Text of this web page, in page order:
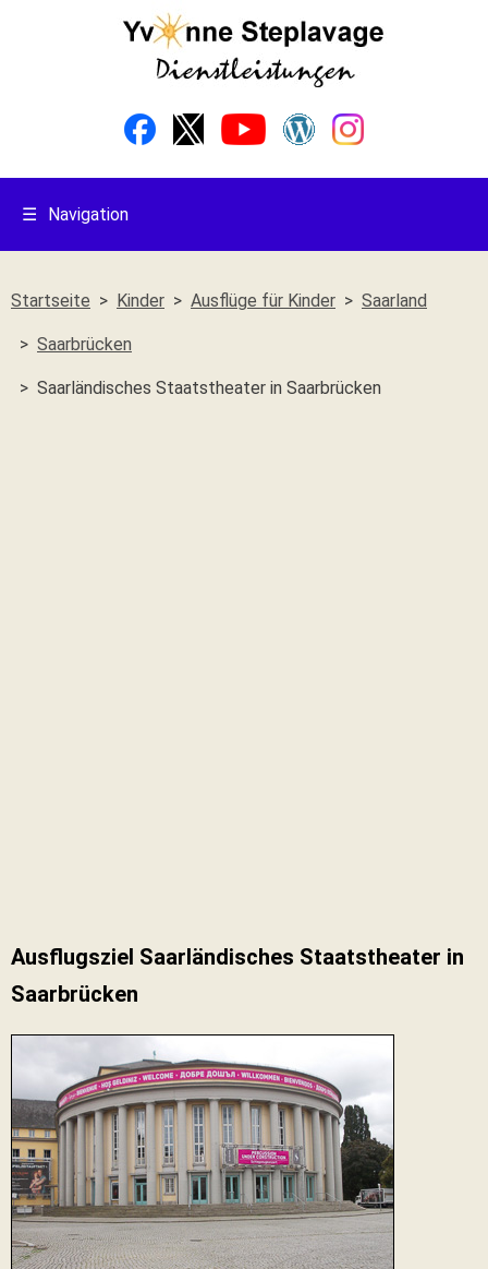
☰ Navigation
Startseite Kinder Ausflüge für Kinder Saarland
Saarbrücken
Saarländisches Staatstheater in Saarbrücken
Ausflugsziel Saarländisches Staatstheater in
Saarbrücken